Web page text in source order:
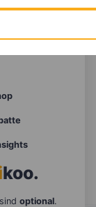
koo.
optional.